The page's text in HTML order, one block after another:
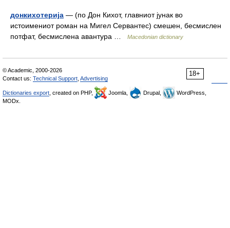
донкихотерија — (по Дон Кихот, главниот јунак во
истоимениот роман на Мигел Сервантес) смешен, бесмислен
потфат, бесмислена авантура …
Macedonian dictionary
18+
© Academic, 2000-2026
Contact us: Technical Support Advertising
Dictionaries export , created on PHP, Joomla, Drupal,
WordPress,
MODx.